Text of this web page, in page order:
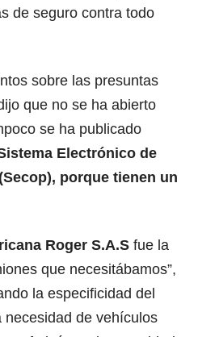
de seguro contra todo
sobre las presuntas
que no se ha abierto
se ha publicado
Electrónico de
porque tienen un
Roger S.A.S fue la
que necesitábamos”,
la especificidad del
de vehículos